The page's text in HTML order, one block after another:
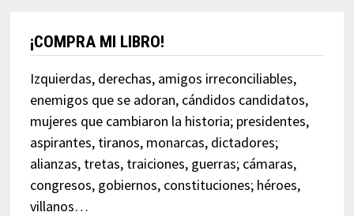
¡COMPRA MI LIBRO!
Izquierdas, derechas, amigos irreconciliables,
enemigos que se adoran, cándidos candidatos,
mujeres que cambiaron la historia; presidentes,
aspirantes, tiranos, monarcas, dictadores;
alianzas, tretas, traiciones, guerras; cámaras,
congresos, gobiernos, constituciones; héroes,
villanos…